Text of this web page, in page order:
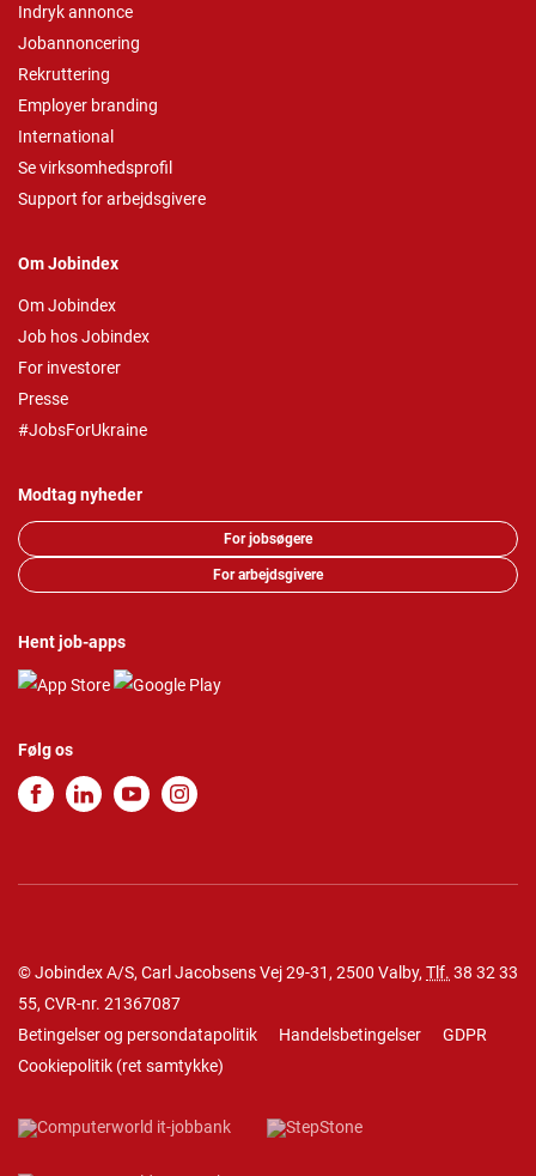
Indryk annonce
Jobannoncering
Rekruttering
Employer branding
International
Se virksomhedsprofil
Support for arbejdsgivere
Om Jobindex
Om Jobindex
Job hos Jobindex
For investorer
Presse
#JobsForUkraine
Modtag nyheder
For jobsøgere
For arbejdsgivere
Hent job-apps
Følg os
© Jobindex A/S, Carl Jacobsens Vej 29-31, 2500 Valby, Tlf. 38 32 33
55, CVR-nr. 21367087
Betingelser og persondatapolitik
Handelsbetingelser
GDPR
Cookiepolitik (ret samtykke)